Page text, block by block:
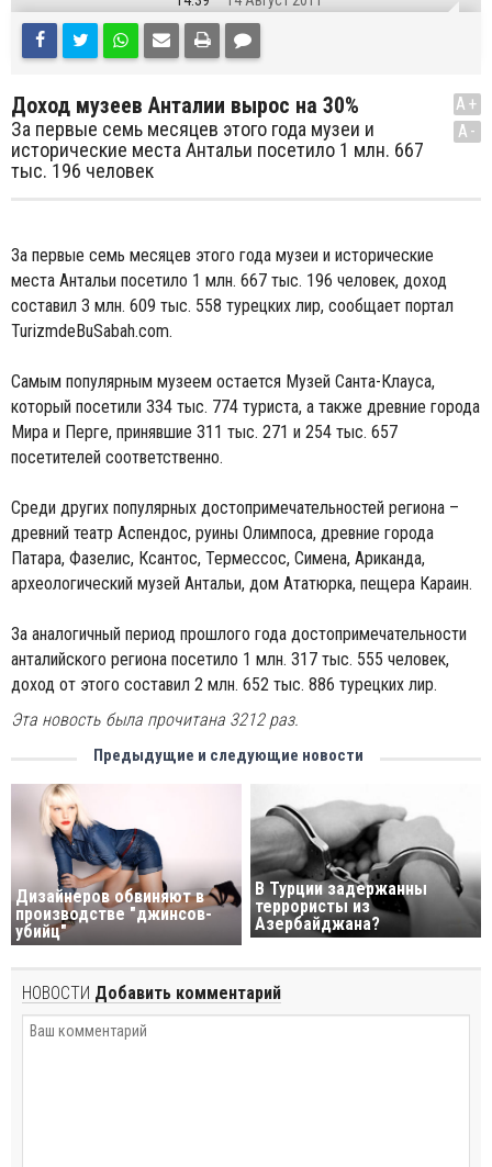
Доход музеев Анталии вырос на 30%
За первые семь месяцев этого года музеи и
исторические места Антальи посетило 1 млн. 667
тыс. 196 человек
A+
A-
За первые семь месяцев этого года музеи и исторические
места Антальи посетило 1 млн. 667 тыс. 196 человек, доход
составил 3 млн. 609 тыс. 558 турецких лир, сообщает портал
TurizmdeBuSabah.com.
Самым популярным музеем остается Музей Санта-Клауса,
который посетили 334 тыс. 774 туриста, а также древние города
Мира и Перге, принявшие 311 тыс. 271 и 254 тыс. 657
посетителей соответственно.
Среди других популярных достопримечательностей региона –
древний театр Аспендос, руины Олимпоса, древние города
Патара, Фазелис, Ксантос, Термессос, Симена, Ариканда,
археологический музей Антальи, дом Ататюрка, пещера Караин.
За аналогичный период прошлого года достопримечательности
анталийского региона посетило 1 млн. 317 тыс. 555 человек,
доход от этого составил 2 млн. 652 тыс. 886 турецких лир.
Эта новость была прочитана 3212 раз.
Предыдущие и следующие новости
Дизайнеров обвиняют в
производстве "джинсов-
убийц"
В Турции задержанны
террористы из
Азербайджана?
НОВОСТИ Добавить комментарий